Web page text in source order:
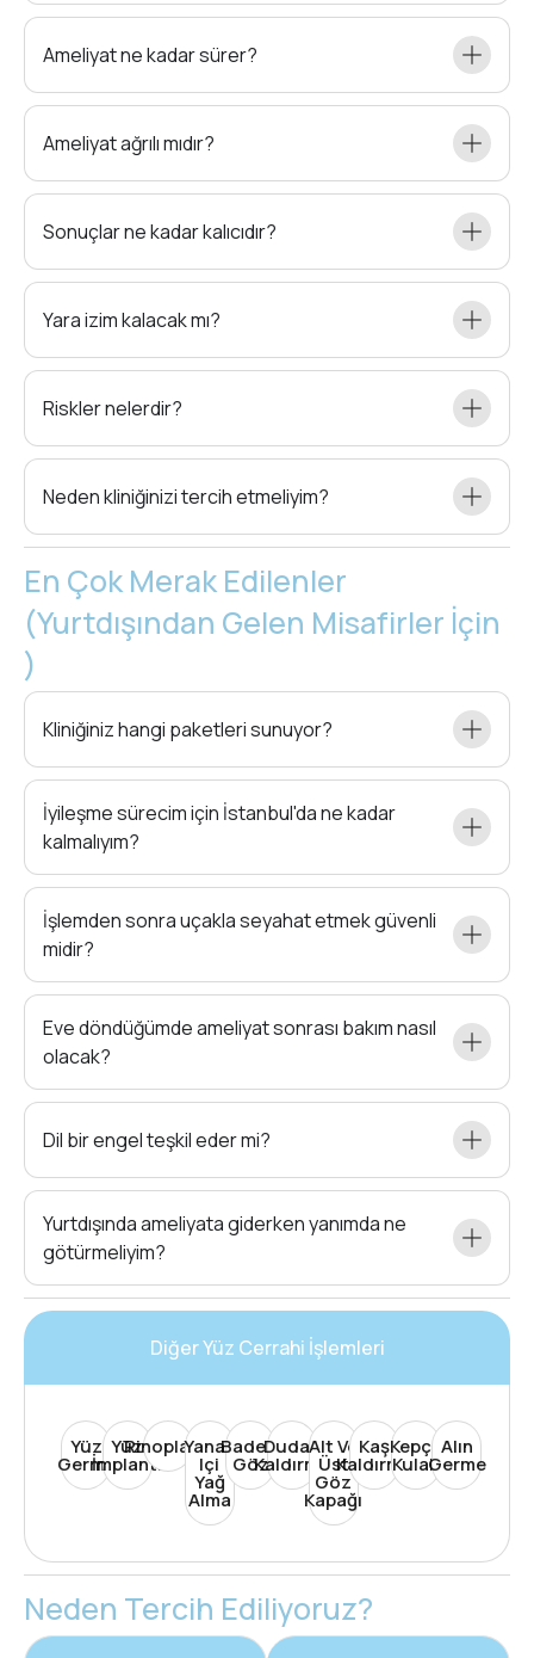
Ameliyat ne kadar sürer?
Ameliyat ağrılı mıdır?
Sonuçlar ne kadar kalıcıdır?
Yara izim kalacak mı?
Riskler nelerdir?
Neden kliniğinizi tercih etmeliyim?
En Çok Merak Edilenler
(Yurtdışından Gelen Misafirler İçin
)
Kliniğiniz hangi paketleri sunuyor?
İyileşme sürecim için İstanbul'da ne kadar
kalmalıyım?
İşlemden sonra uçakla seyahat etmek güvenli
midir?
Eve döndüğümde ameliyat sonrası bakım nasıl
olacak?
Dil bir engel teşkil eder mi?
Yurtdışında ameliyata giderken yanımda ne
götürmeliyim?
Diğer Yüz Cerrahi İşlemleri
Yüz
Germe
Yüz
İmplantı
Rinoplasti
Yanak
Içi
Yağ
Alma
Badem
Göz
Dudak
Kaldırma
Alt Ve
Üst
Göz
Kapağı
Kaş
Kaldırma
Kepçe
Kulak
Alın
Germe
Neden Tercih Ediliyoruz?